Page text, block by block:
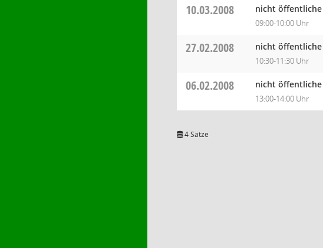
10.03.2008 nicht öffentliche
09:00-10:00 Uhr
27.02.2008 nicht öffentliche
10:30-11:30 Uhr
06.02.2008 nicht öffentliche
13:00-14:00 Uhr
4 Sätze